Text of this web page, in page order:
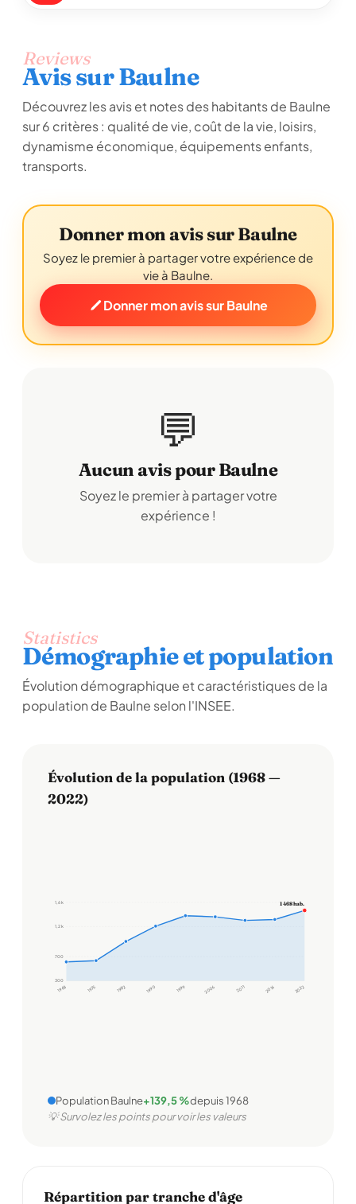
Reviews
Avis sur Baulne
Découvrez les avis et notes des habitants de Baulne
sur 6 critères : qualité de vie, coût de la vie, loisirs,
dynamisme économique, équipements enfants,
transports.
Donner mon avis sur Baulne
Soyez le premier à partager votre expérience de
vie à Baulne.
Donner mon avis sur Baulne
💬
Aucun avis pour Baulne
Soyez le premier à partager votre
expérience !
Statistics
Démographie et population
Évolution démographique et caractéristiques de la
population de Baulne selon l'INSEE.
Évolution de la population (1968 —
2022)
300
700
1,2 k
1,6 k
1968 1975 1982 1990 1999 2006 2011 2016 2022
1 468 hab.
Population Baulne+139,5 %depuis 1968
💡 Survolez les points pour voir les valeurs
Répartition par tranche d'âge